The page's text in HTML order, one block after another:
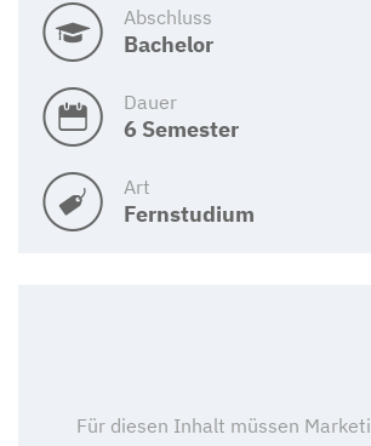
Abschluss
Bachelor
Dauer
6 Semester
Art
Fernstudium